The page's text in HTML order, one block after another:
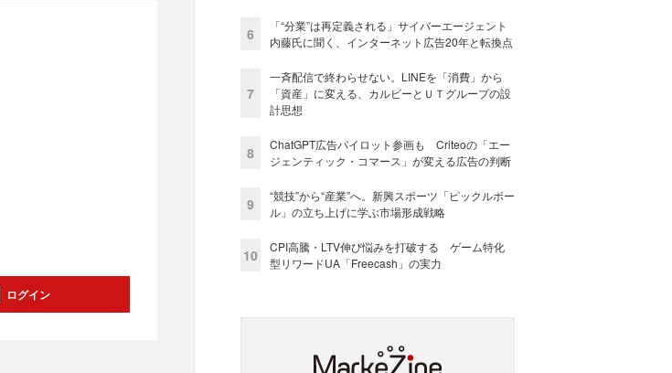
ログイン
6
「“分業”は再定義される」サイバーエージェント
内藤氏に聞く、インターネット広告20年と転換点
7
一斉配信で終わらせない。LINEを「消費」から
「資産」に変える、カルビーとＵＴグループの設
計思想
8
ChatGPT広告パイロット参画も Criteoの「エー
ジェンティック・コマース」が変える広告の判断
9
“競技”から“産業”へ。新興スポーツ「ピックルボー
ル」の立ち上げに学ぶ市場形成戦略
10
CPI高騰・LTV伸び悩みを打破する ゲーム特化
型リワードUA「Freecash」の実力